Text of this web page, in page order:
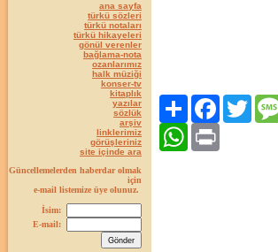
ana sayfa
türkü sözleri
türkü notaları
türkü hikayeleri
gönül verenler
bağlama-nota
ozanlarımız
halk müziği
konser-tv
kitaplık
yazılar
sözlük
arşiv
linklerimiz
görüşleriniz
site içinde ara
Güncellemelerden haberdar olmak
için
e-mail listemize üye olunuz.
İsim:
E-mail:
Paylaş FacebookTwitter
WhatsApp